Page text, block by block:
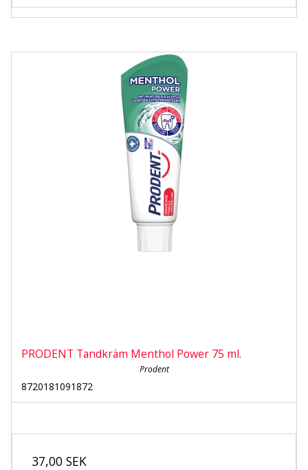
PRODENT Tandkräm Menthol Power 75 ml.
Prodent
8720181091872
37,00 SEK